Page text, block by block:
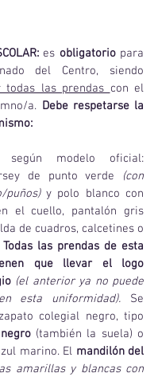
es obligatorio para
del Centro, siendo
todas las prendas con el
a. Debe respetarse la
según modelo oficial:
de punto verde
(con
y polo blanco con
el cuello, pantalón gris
de cuadros, calcetines o
Todas las prendas de esta
que llevar el logo
(el anterior ya no puede
esta uniformidad). Se
colegial negro, tipo
(también la suela) o
marino. El mandilón del
amarillas y blancas con